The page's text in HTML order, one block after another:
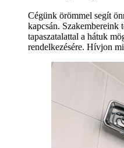
Cégünk örömmel segít
kapcsán. Szakembereink
tapaszatalattal a hátuk
rendelkezésére. Hívjon